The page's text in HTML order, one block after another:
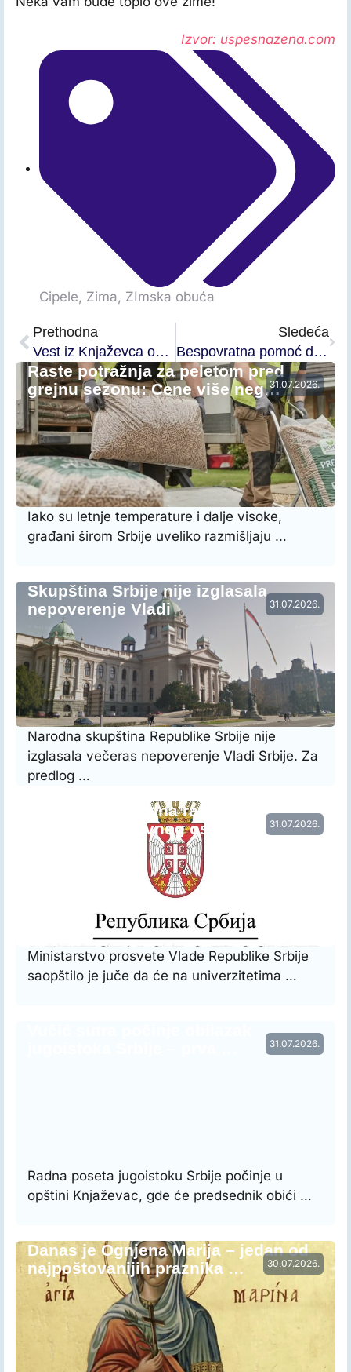
Izvor: uspesnazena.com
Cipele, Zima, ZImska obuća
Prethodna
Vest iz Knjaževca obišla Srbiju
Sledeća
Bespovratna pomoć do 9.000 evra za rešavanje stambenih potreba izbeglica u Knjaževcu
31.07.2026.
Raste potražnja za peletom pred
grejnu sezonu: Cene više neg…
Iako su letnje temperature i dalje visoke,
građani širom Srbije uveliko razmišljaju …
31.07.2026.
Skupština Srbije nije izglasala
nepoverenje Vladi
Narodna skupština Republike Srbije nije
izglasala večeras nepoverenje Vladi Srbije. Za
predlog …
31.07.2026.
Vraćena prethodna raspodela radnog
vremena nastavnog osoblja…
Ministarstvo prosvete Vlade Republike Srbije
saopštilo je juče da će na univerzitetima …
31.07.2026.
Radna poseta jugoistoku Srbije počinje u
opštini Knjaževac, gde će predsednik obići …
30.07.2026.
Danas je Ognjena Marija – jedan od
najpoštovanijih praznika …